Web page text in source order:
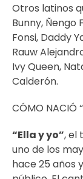
Otros latinos
Bunny, Ñengo
Fonsi, Daddy
Rauw
Ivy Queen,
Calderón.
CÓMO NACIÓ
“Ella y yo”, el
uno de los
hace 25 años